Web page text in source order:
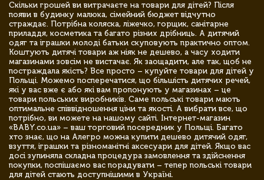
Скільки грошей ви витрачаєте на товари для дітей? Після
появи в будинку малюка, сімейний бюджет відчутно
страждає. Потрібна коляска, ліжечко, горщик, санітарне
приладдя, косметика та багато різних дрібниць. А дитячий
одяг та іграшки молоді батьки скуповують практично оптом.
Коштують дитячі товари аж ніяк не дешево, а часу ходити
магазинами зовсім не вистачає. Як заощадити, але так, щоб не
постраждала якість? Все просто – купуйте товари для дітей у
Польщі. Можемо посперечатися, що більшість дитячих речей,
які у вас вже є або які вам пропонують у магазинах – це
товари польських виробників. Саме польські товари мають
оптимальне співвідношення ціни та якості. А вибрати все, що
потрібно, ви можете на нашому сайті. Інтернет-магазин
«BABY.co.ua» – ваш торговий посередник у Польщі. Багато
хто знає, що на Алегро можна купити дешево дитячий одяг,
взуття, іграшки та різноманітні аксесуари для дітей. Якщо вас
досі зупиняла складна процедура замовлення та здійснення
покупки, поспішаємо вас порадувати – тепер польські товари
для дітей стають доступнішими в Україні.